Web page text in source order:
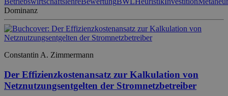
Dominanz
Constantin A. Zimmermann
Der Effizienzkostenansatz zur Kalkulation von
Netznutzungsentgelten der Stromnetzbetreiber